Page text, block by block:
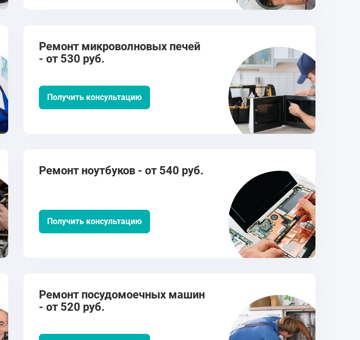
Ремонт микроволновых печей
- от 530 руб.
Получить консультацию
Ремонт ноутбуков - от 540 руб.
Получить консультацию
Ремонт посудомоечных машин
- от 520 руб.